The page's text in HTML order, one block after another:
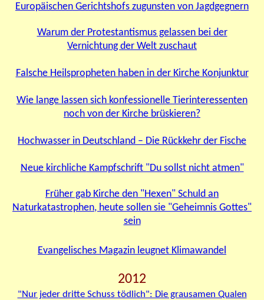
Europäischen Gerichtshofs zugunsten von Jagdgegnern
Warum der Protestantismus gelassen bei der
Vernichtung der Welt zuschaut
Falsche Heilspropheten haben in der Kirche Konjunktur
Wie lange lassen sich konfessionelle Tierinteressenten
noch von der Kirche brüskieren?
Hochwasser in Deutschland – Die Rückkehr der Fische
Neue kirchlicheKampfschrift "Du sollst nicht atmen"
Früher gab Kirche den "Hexen" Schuld an
Naturkatastrophen, heute sollen sie "Geheimnis Gottes"
sein
Evangelisches Magazin leugnet Klimawandel
2012
"Nur jeder dritte Schuss tödlich": Die grausamen Qualen